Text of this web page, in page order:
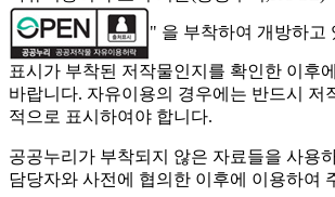
" 을 부착하여 개방하고
표시가 부착된 저작물인지를 확인한 이후
바랍니다. 자유이용의 경우에는 반드시 저
적으로 표시하여야 합니다.
공공누리가 부착되지 않은 자료들을 사용
담당자와 사전에 협의한 이후에 이용하여